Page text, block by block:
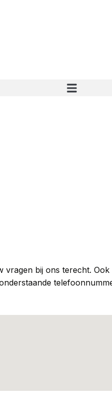
bij ons terecht.